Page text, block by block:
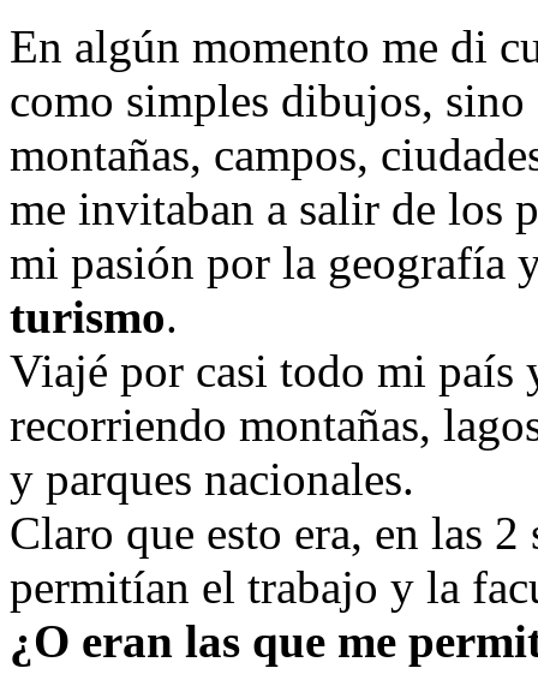
En algún momento me di
como simples dibujos, sino
montañas, campos,
me invitaban a salir de los
mi pasión por la geografía
turismo.
Viajé por casi todo mi país
recorriendo montañas,
y parques nacionales.
Claro que esto era, en las 2
permitían el trabajo y la
¿O eran las que me